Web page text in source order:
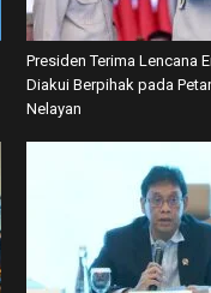
Presiden Terima Lencana
Diakui Berpihak pada
Nelayan